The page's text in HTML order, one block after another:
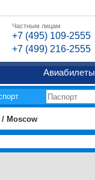
Частным лицам
+7 (495) 109-2555
+7 (499) 216-2555
Авиабилеты
/ Moscow